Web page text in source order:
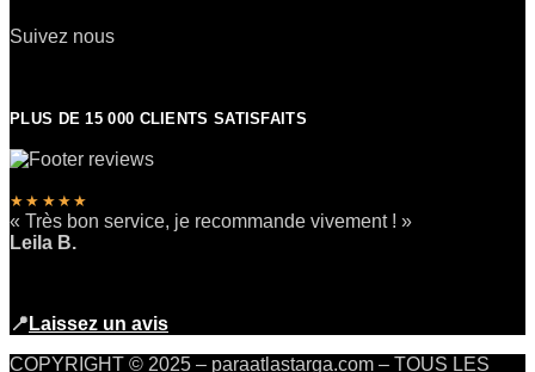
Suivez nous
PLUS DE 15 000 CLIENTS SATISFAITS
★★★★★
« Très bon service, je recommande vivement ! »
Leila B.
📍 Laissez un avis
COPYRIGHT © 2025 – paraatlastarga.com – TOUS LES